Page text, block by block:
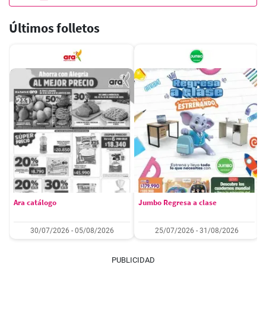
Últimos folletos
Ara catálogo
30/07/2026 - 05/08/2026
Jumbo Regresa a clase
25/07/2026 - 31/08/2026
PUBLICIDAD